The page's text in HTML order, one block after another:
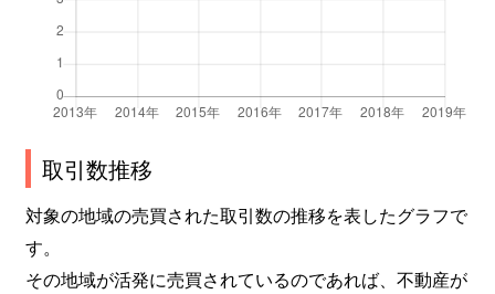
取引数推移
対象の地域の売買された取引数の推移を表したグラフで
す。
その地域が活発に売買されているのであれば、不動産が